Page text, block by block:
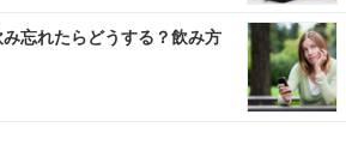
忘れたらどうする？飲み方